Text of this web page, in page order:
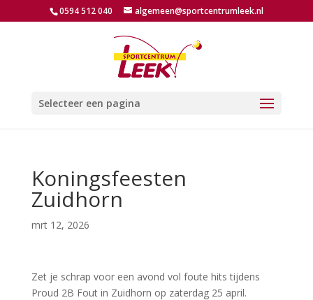
0594 512 040 algemeen@sportcentrumleek.nl
Selecteer een pagina
Koningsfeesten
Zuidhorn
mrt 12, 2026
Zet je schrap voor een avond vol foute hits tijdens
Proud 2B Fout in Zuidhorn op zaterdag 25 april.